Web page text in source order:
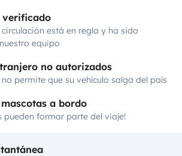
verificado
está en regla y ha sido
equipo
no autorizados
permite que su vehículo salga del país
a bordo
pueden formar parte del viaje!